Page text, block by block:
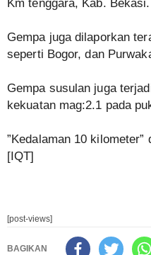
Km tenggara, Kab. Bekasi.
‎Gempa juga dilaporkan
seperti Bogor, dan
‎Gempa susulan juga
kekuatan mag:2.1 pada
‎”Kedalaman 10
[IQT]
[post-views]
BAGIKAN